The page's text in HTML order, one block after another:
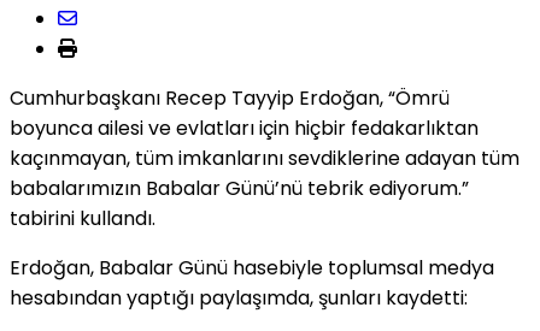
Cumhurbaşkanı Recep Tayyip Erdoğan, “Ömrü
boyunca ailesi ve evlatları için hiçbir fedakarlıktan
kaçınmayan, tüm imkanlarını sevdiklerine adayan tüm
babalarımızın Babalar Günü’nü tebrik ediyorum.”
tabirini kullandı.
Erdoğan, Babalar Günü hasebiyle toplumsal medya
hesabından yaptığı paylaşımda, şunları kaydetti: